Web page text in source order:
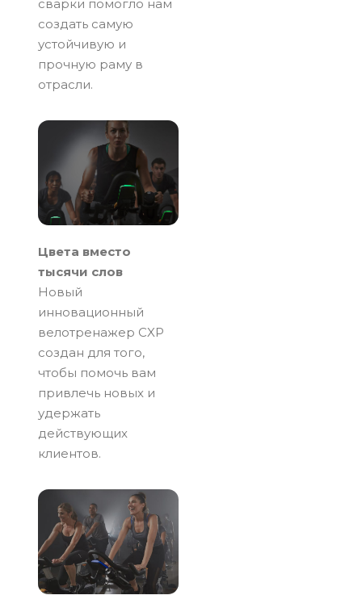
сварки помогло нам
создать самую
устойчивую и
прочную раму в
отрасли.
Цвета вместо
тысячи слов
Новый
инновационный
велотренажер CXP
создан для того,
чтобы помочь вам
привлечь новых и
удержать
действующих
клиентов.